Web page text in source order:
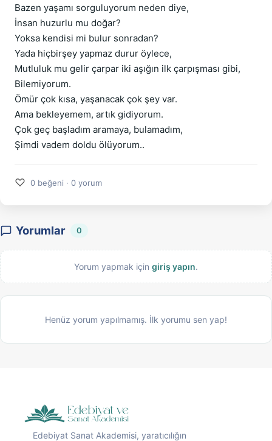
Bazen yaşamı sorguluyorum neden diye,
İnsan huzurlu mu doğar?
Yoksa kendisi mi bulur sonradan?
Yada hiçbirşey yapmaz durur öylece,
Mutluluk mu gelir çarpar iki aşığın ilk çarpışması gibi,
Bilemiyorum.
Ömür çok kısa, yaşanacak çok şey var.
Ama bekleyemem, artık gidiyorum.
Çok geç başladım aramaya, bulamadım,
Şimdi vadem doldu ölüyorum..
♡ 0 beğeni · 0 yorum
Yorumlar 0
Yorum yapmak için giriş yapın.
Henüz yorum yapılmamış. İlk yorumu sen yap!
Edebiyat Sanat Akademisi, yaratıcılığın